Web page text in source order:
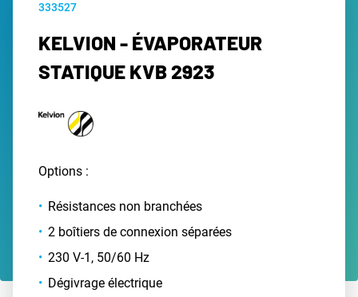
333527
KELVION - ÉVAPORATEUR
STATIQUE KVB 2923
Options :
Résistances non branchées
2 boîtiers de connexion séparées
230 V-1, 50/60 Hz
Dégivrage électrique